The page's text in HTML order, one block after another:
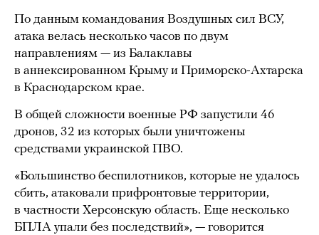
По данным командования Воздушных сил ВСУ,
атака велась несколько часов по двум
направлениям — из Балаклавы
в аннексированном Крыму и Приморско-Ахтарска
в Краснодарском крае.
В общей сложности военные РФ запустили 46
дронов, 32 из которых были уничтожены
средствами украинской ПВО.
«Большинство беспилотников, которые не удалось
сбить, атаковали прифронтовые территории,
в частности Херсонскую область. Еще несколько
БПЛА упали без последствий», — говорится